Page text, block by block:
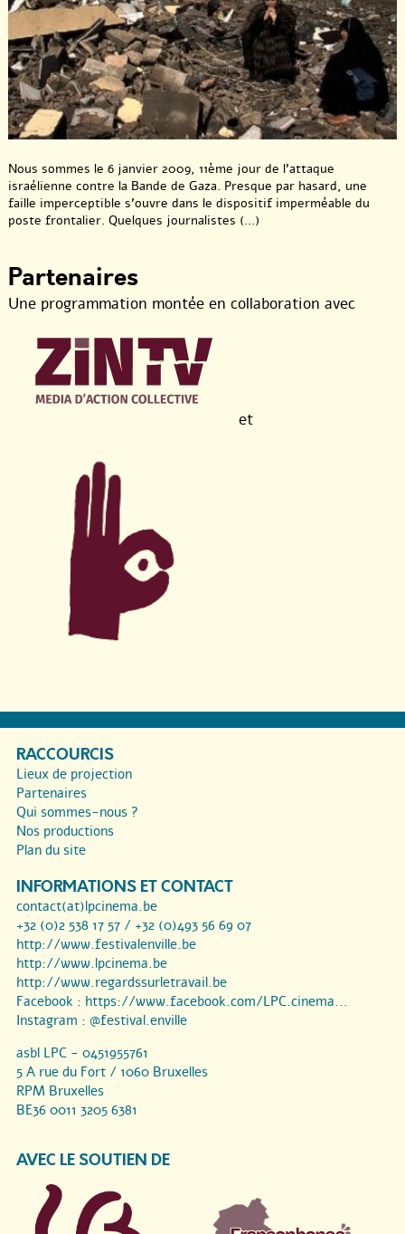
Nous sommes le 6 janvier 2009, 11ème jour de l’attaque
israélienne contre la Bande de Gaza. Presque par hasard, une
faille imperceptible s’ouvre dans le dispositif imperméable du
poste frontalier. Quelques journalistes (...)
Partenaires
Une programmation montée en collaboration avec
et
RACCOURCIS
Lieux de projection
Partenaires
Qui sommes-nous ?
Nos productions
Plan du site
INFORMATIONS ET CONTACT
contact(at)lpcinema.be
+32 (0)2 538 17 57 / +32 (0)493 56 69 07
http://www.festivalenville.be
http://www.lpcinema.be
http://www.regardssurletravail.be
Facebook : https://www.facebook.com/LPC.cinema...
Instagram : @festival.enville
asbl LPC - 0451955761
5 A rue du Fort / 1060 Bruxelles
RPM Bruxelles
BE36 0011 3205 6381
AVEC LE SOUTIEN DE